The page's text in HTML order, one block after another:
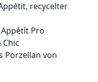
recycelter
Pro
Chic
Porzellan von